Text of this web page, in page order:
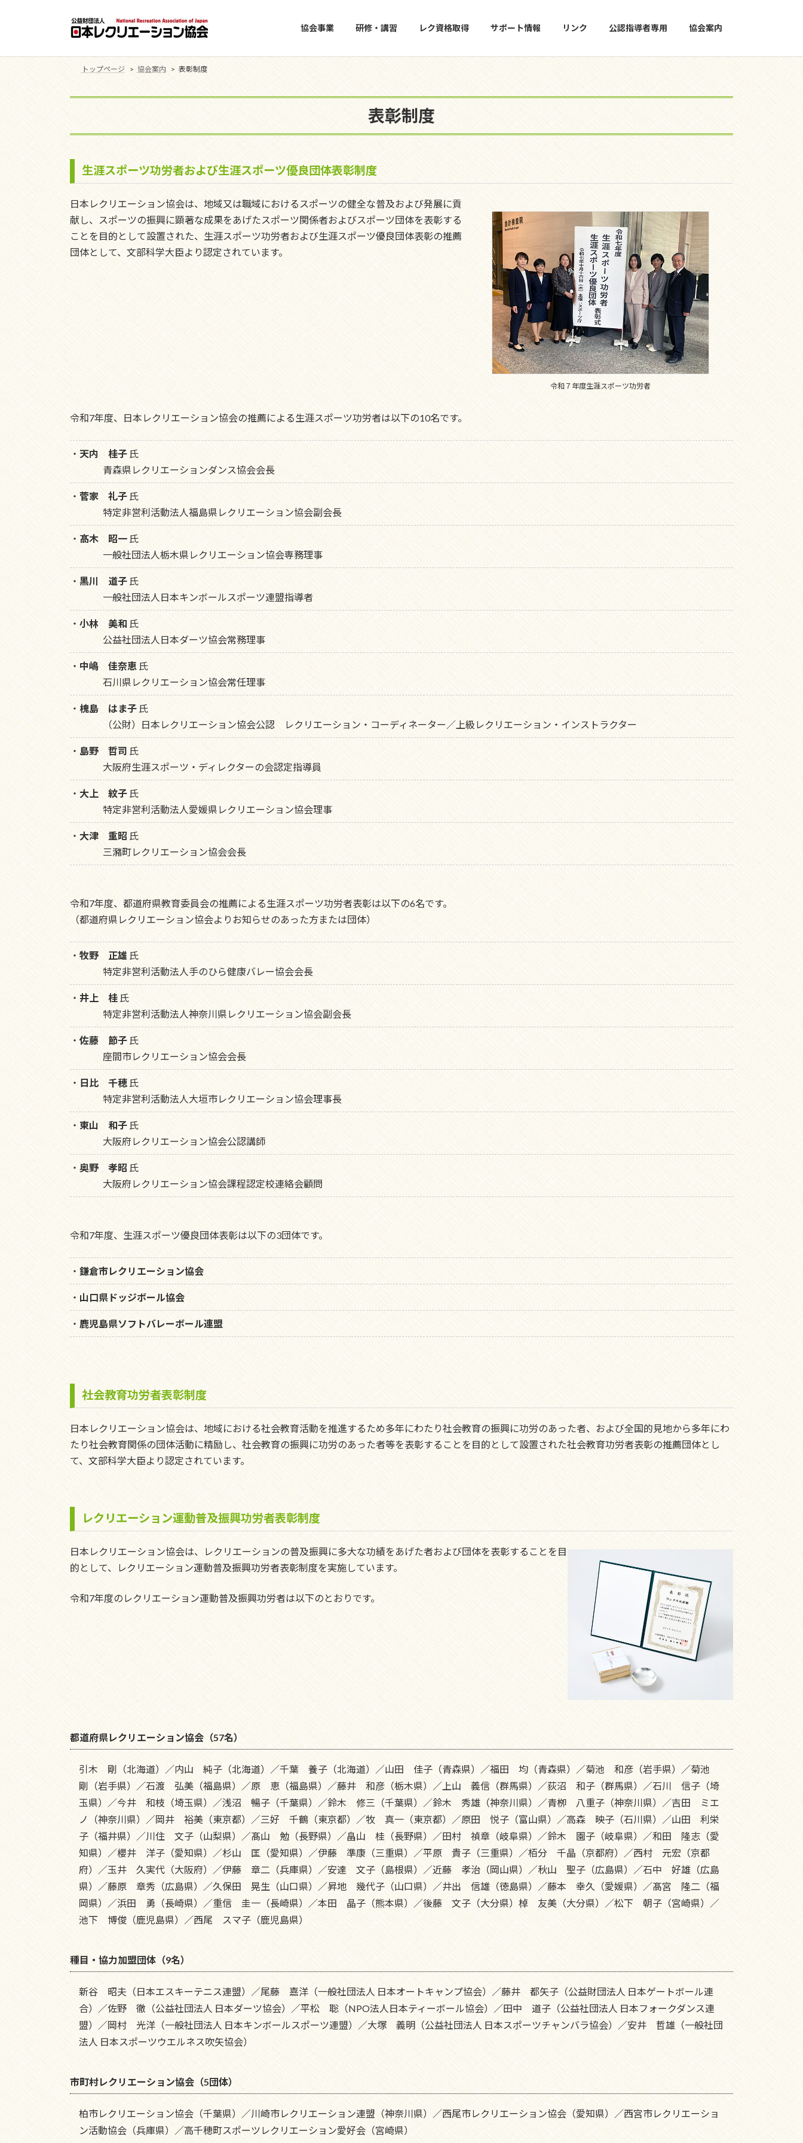
ツ
ス
キ
ッ
プ
シ
ン
に
移
動
協会事業 研修・講習 レク資格取得 サポート情報 リンク 公認指導者専用 協会案内
トップページ 協会案内 表彰制度
表彰制度
生涯スポーツ功労者および生涯スポーツ優良団体表彰制度
日本レクリエーション協会は、地域又は職域におけるスポーツの健全な普及および発展に貢
献し、スポーツの振興に顕著な成果をあげたスポーツ関係者およびスポーツ団体を表彰する
ことを目的として設置された、生涯スポーツ功労者および生涯スポーツ優良団体表彰の推薦
団体として、文部科学大臣より認定されています。
令和７年度生涯スポーツ功労者
令和7年度、日本レクリエーション協会の推薦による生涯スポーツ功労者は以下の10名です。
・ 天内 桂子 氏
青森県レクリエーションダンス協会会長
・ 菅家 礼子氏
特定非営利活動法人福島県レクリエーション協会副会長
・ 髙木 昭一 氏
一般社団法人栃木県レクリエーション協会専務理事
・黒川 道子氏
一般社団法人日本キンボールスポーツ連盟指導者
・ 小林 美和 氏
公益社団法人日本ダーツ協会常務理事
・ 中嶋 佳奈恵氏
石川県レクリエーション協会常任理事
・ 槐島 はま子 氏
（公財）日本レクリエーション協会公認 レクリエーション・コーディネーター／上級レクリエーション・インストラクター
・ 島野 哲司氏
大阪府生涯スポーツ・ディレクターの会認定指導員
・大上 紋子氏
特定非営利活動法人愛媛県レクリエーション協会理事
・ 大津 重昭 氏
三瀦町レクリエーション協会会長
令和7年度、都道府県教育委員会の推薦による生涯スポーツ功労者表彰は以下の6名です。
（都道府県レクリエーション協会よりお知らせのあった方または団体）
・ 牧野 正雄 氏
特定非営利活動法人手のひら健康バレー協会会長
・ 井上 桂 氏
特定非営利活動法人神奈川県レクリエーション協会副会長
・佐藤 節子氏
座間市レクリエーション協会会長
・ 日比 千穂 氏
特定非営利活動法人大垣市レクリエーション協会理事長
・ 東山 和子 氏
大阪府レクリエーション協会公認講師
・ 奥野 孝昭 氏
大阪府レクリエーション協会課程認定校連絡会顧問
令和7年度、生涯スポーツ優良団体表彰は以下の3団体です。
・ 鎌倉市レクリエーション協会
・ 山口県ドッジボール協会
・鹿児島県ソフトバレーボール連盟
社会教育功労者表彰制度
日本レクリエーション協会は、地域における社会教育活動を推進するため多年にわたり社会教育の振興に功労のあった者、および全国的見地から多年にわ
たり社会教育関係の団体活動に精励し、社会教育の振興に功労のあった者等を表彰することを目的として設置された社会教育功労者表彰の推薦団体とし
て、文部科学大臣より認定されています。
レクリエーション運動普及振興功労者表彰制度
日本レクリエーション協会は、レクリエーションの普及振興に多大な功績をあげた者および団体を表彰することを目
的として、レクリエーション運動普及振興功労者表彰制度を実施しています。
令和7年度のレクリエーション運動普及振興功労者は以下のとおりです。
都道府県レクリエーション協会（57名）
引木 剛（北海道）／内山 純子（北海道）／千葉 養子（北海道）／山田 佳子（青森県）／福田 均（青森県）／菊池 和彦（岩手県）／菊池
剛（岩手県）／石渡 弘美（福島県）／原 恵（福島県）／藤井 和彦（栃木県）／上山 義信（群馬県）／荻沼 和子（群馬県）／石川 信子（埼
玉県）／今井 和枝（埼玉県）／浅沼 暢子（千葉県）／鈴木 修三（千葉県）／鈴木 秀雄（神奈川県）／青栁 八重子（神奈川県）／吉田 ミエ
ノ（神奈川県）／岡井 裕美（東京都）／三好 千鶴（東京都）／牧 真一（東京都）／原田 悦子（富山県）／高森 映子（石川県）／山田 利栄
子（福井県）／川住 文子（山梨県）／髙山 勉（長野県）／畠山 桂（長野県）／田村 禎章（岐阜県）／鈴木 園子（岐阜県）／和田 隆志（愛
知県）／櫻井 洋子（愛知県）／杉山 匡（愛知県）／伊藤 準康（三重県）／平原 貴子（三重県）／栢分 千晶（京都府）／西村 元宏（京都
府）／玉井 久実代（大阪府）／伊藤 章二（兵庫県）／安達 文子（島根県）／近藤 孝治（岡山県）／秋山 聖子（広島県）／石中 好雄（広島
県）／藤原 章秀（広島県）／久保田 晃生（山口県）／昇地 幾代子（山口県）／井出 信雄（徳島県）／藤本 幸久（愛媛県）／髙宮 隆二（福
岡県）／浜田 勇（長崎県）／重信 圭一（長崎県）／本田 晶子（熊本県）／後藤 文子（大分県）棹 友美（大分県）／松下 朝子（宮崎県）／
池下 博俊（鹿児島県）／西尾 スマ子（鹿児島県）
種目・協力加盟団体（9名）
新谷 昭夫（日本エスキーテニス連盟）／尾藤 嘉洋（一般社団法人 日本オートキャンプ協会）／藤井 都矢子（公益財団法人 日本ゲートボール連
合）／佐野 徹（公益社団法人 日本ダーツ協会）／平松 聡（NPO法人日本ティーボール協会）／田中 道子（公益社団法人 日本フォークダンス連
盟）／岡村 光洋（一般社団法人 日本キンボールスポーツ連盟）／大塚 義明（公益社団法人 日本スポーツチャンバラ協会）／安井 哲雄（一般社団
法人 日本スポーツウエルネス吹矢協会）
市町村レクリエーション協会（5団体）
柏市レクリエーション協会（千葉県）／川崎市レクリエーション連盟（神奈川県）／西尾市レクリエーション協会（愛知県）／西宮市レクリエーショ
ン活動協会（兵庫県）／高千穂町スポーツレクリエーション愛好会（宮崎県）